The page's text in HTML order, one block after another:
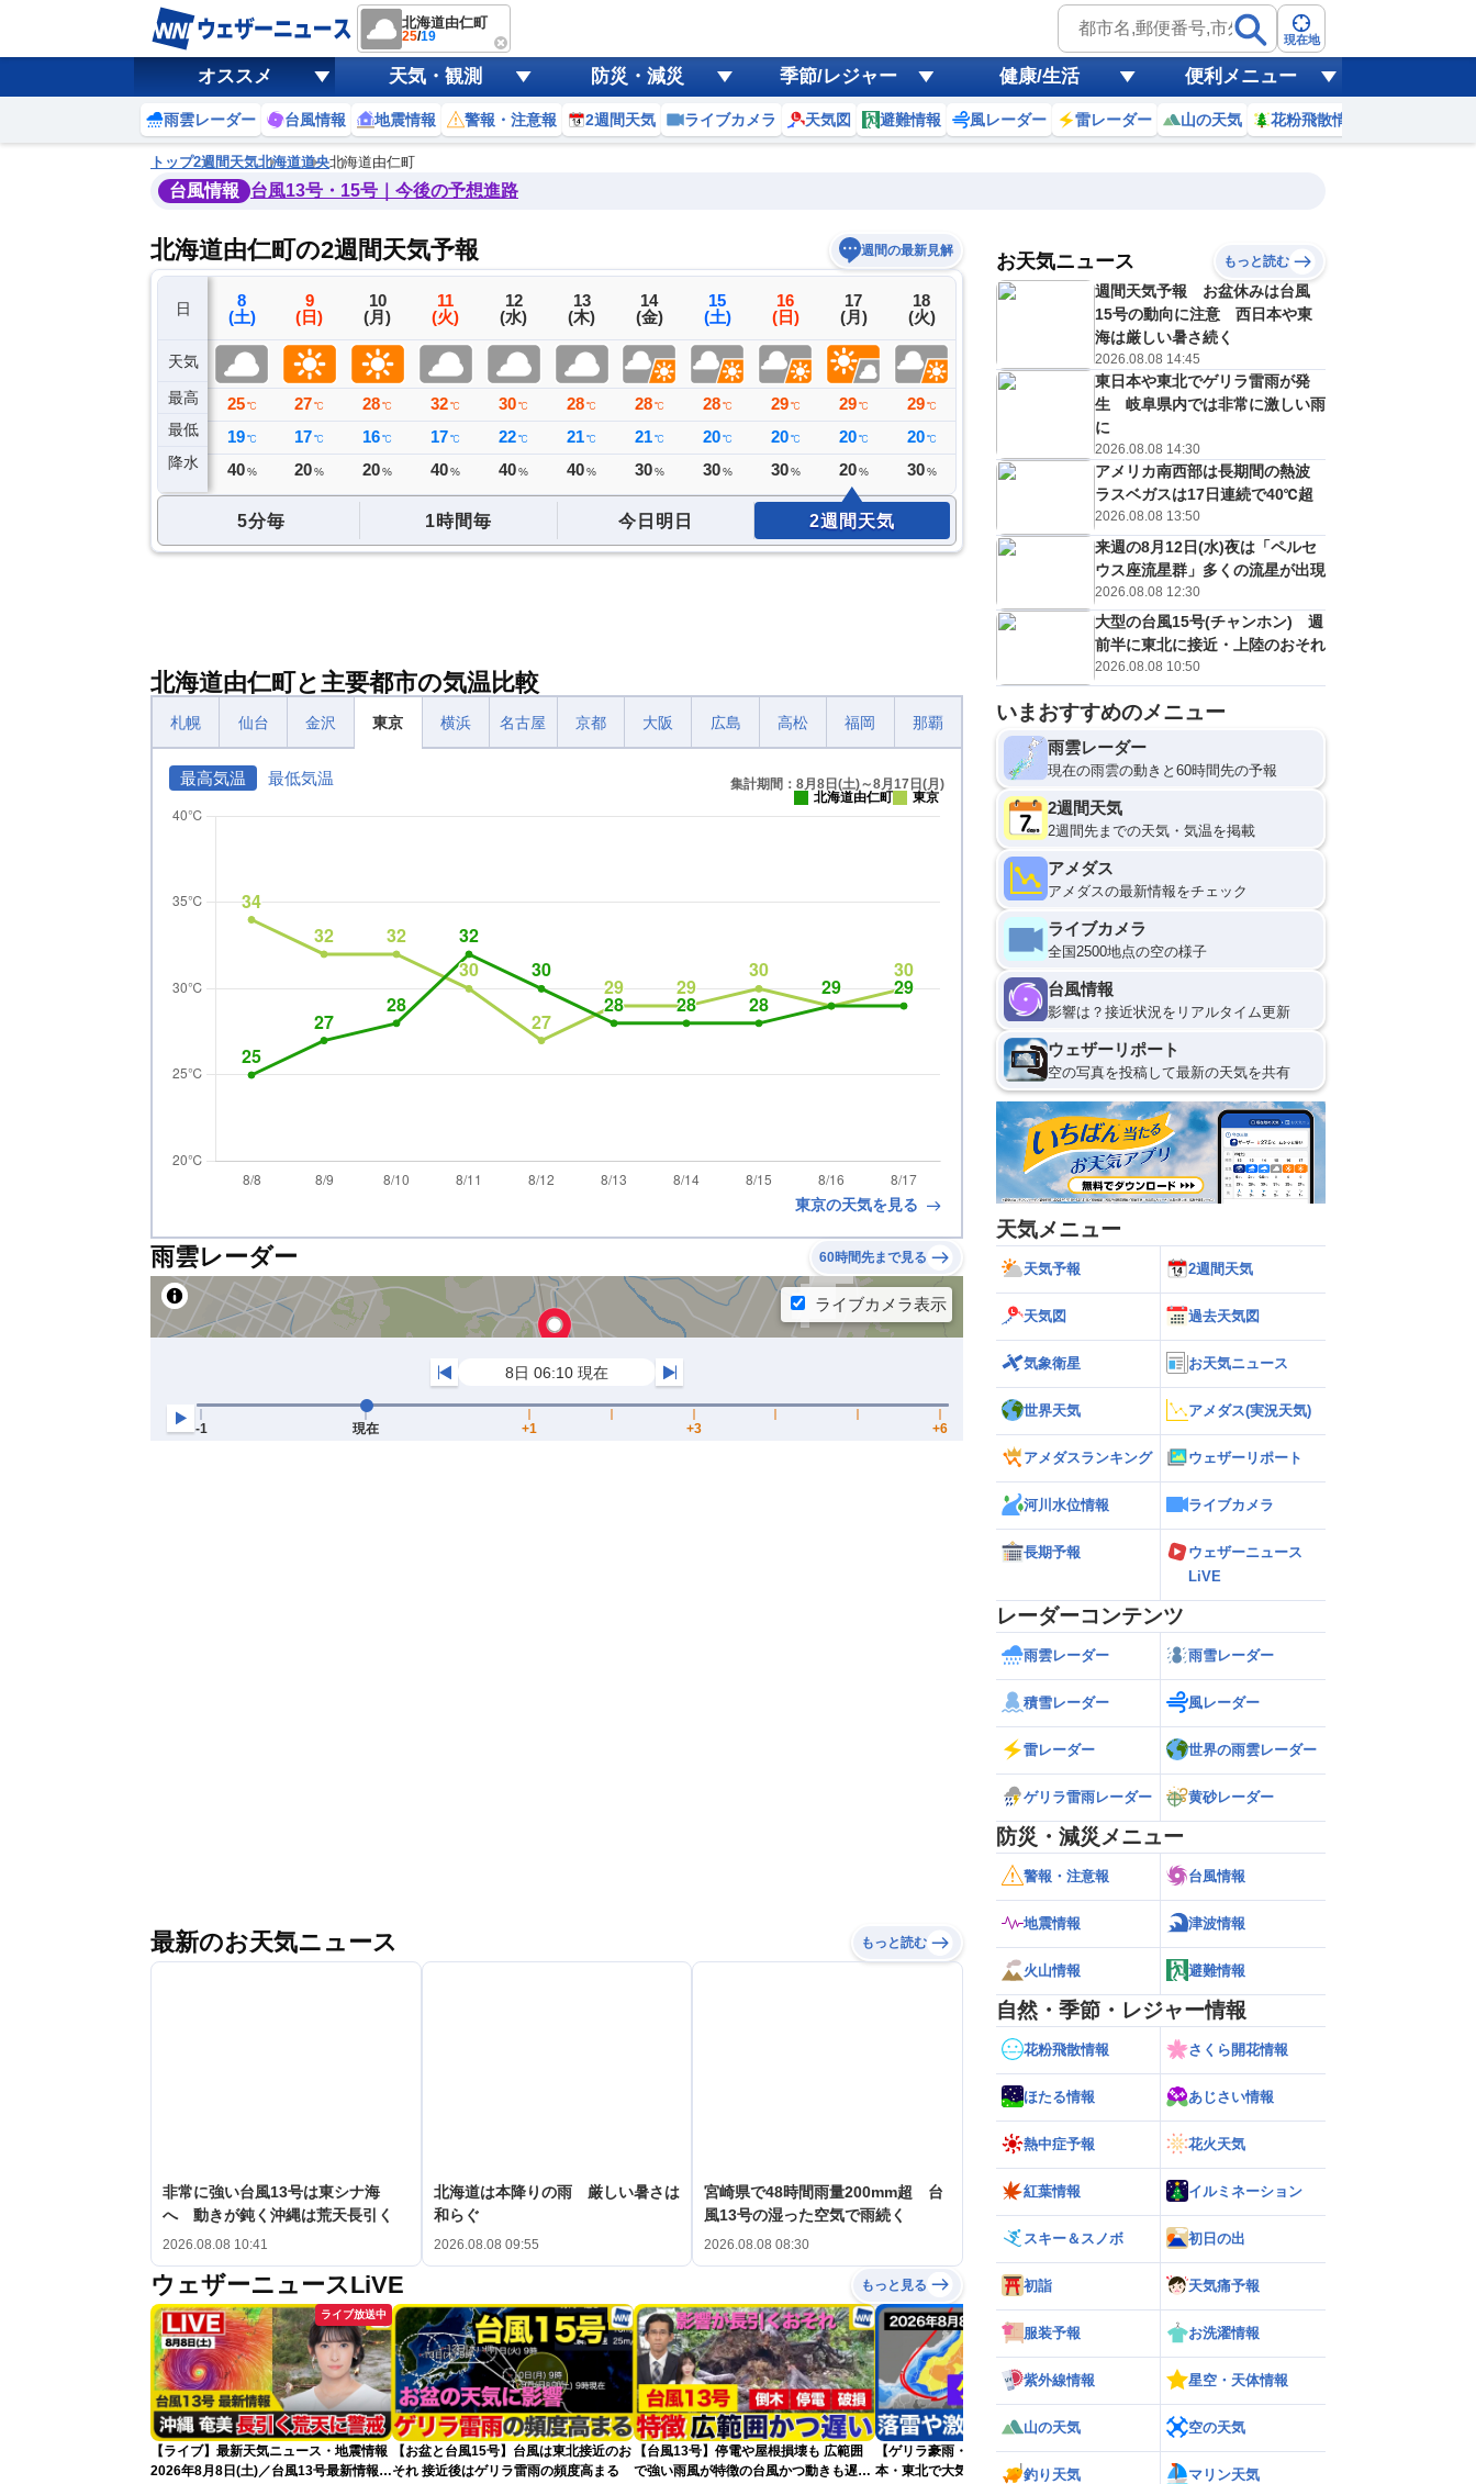
北海道由仁町
25/19 現在地
オススメ 天気・観測 防災・減災 季節/レジャー 健康/生活 便利メニュー
雨雲レーダー 台風情報 地震情報 警報・注意報 2週間天気 ライブカメラ 天気図 避難情報 風レーダー 雷レーダー 山の天気 花粉飛散情報
トップ2週間天気北海道道央北海道由仁町
台風情報 台風13号・15号｜今後の予想進路
北海道由仁町の2週間天気予報 週間の最新見解
日
天気
最高
最低
降水
7
(金)
31℃
20℃
ミリ
8
(土)
25 ℃
19 ℃
40 %
9
(日)
27 ℃
17 ℃
20 %
10
(月)
28 ℃
16 ℃
20 %
11
(火)
32 ℃
17 ℃
40 %
12
(水)
30℃
22℃
40%
13
(木)
28℃
21℃
40%
14
(金)
28℃
21℃
30%
15
(土)
28℃
20℃
30%
16
(日)
29 ℃
20 ℃
30 %
17
(月)
29 ℃
20 ℃
20 %
18
(火)
29 ℃
20 ℃
30 %
19
%
21
(金)
C
26℃
10 %
22
(土)
C
26 ℃
10%
予報の
信頼度
B
C
D
5分毎 1時間毎 今日明日 2週間天気
北海道由仁町と主要都市の気温比較
札幌 仙台 金沢 東京 横浜 名古屋 京都 大阪 広島 高松 福岡 那覇
最高気温 最低気温
集計期間：8月8日(土)～8月17日(月)
北海道由仁町
東京
東京の天気を見る
雨雲レーダー 60時間先まで見る
最新のお天気ニュース もっと読む
非常に強い台風13号は東シナ海
へ 動きが鈍く沖縄は荒天長引く
2026.08.08 10:41
北海道は本降りの雨 厳しい暑さは
和らぐ
2026.08.08 09:55
宮崎県で48時間雨量200mm超 台
風13号の湿った空気で雨続く
2026.08.08 08:30
ウェザーニュースLiVE もっと見る
ライブ放送中
【ライブ】最新天気ニュース・地震情報
2026年8月8日(土)／台風13号最新情報
【お盆と台風15号】台風は東北接近のお
それ 接近後はゲリラ雷雨の頻度高まる
【台風13号】停電や屋根損壊も 広範囲
で強い雨風が特徴の台風かつ動きも遅く
【ゲリラ豪雨・落雷警戒】午後は東日
本・東北で大気の状態が非常に不安定に
【台風13号 2026】台風離れてもスパイ
ラルバンドによる大雨警戒（8日6時情
お天気ニュース もっと読む
週間天気予報 お盆休みは台風
15号の動向に注意 西日本や東
海は厳しい暑さ続く
2026.08.08 14:45
東日本や東北でゲリラ雷雨が発
生 岐阜県内では非常に激しい雨
に
2026.08.08 14:30
アメリカ南西部は長期間の熱波
ラスベガスは17日連続で40℃超
2026.08.08 13:50
来週の8月12日(水)夜は「ペルセ
ウス座流星群」多くの流星が出現
2026.08.08 12:30
大型の台風15号(チャンホン) 週
前半に東北に接近・上陸のおそれ
2026.08.08 10:50
いまおすすめのメニュー
雨雲レーダー
現在の雨雲の動きと60時間先の予報
2週間天気
2週間先までの天気・気温を掲載
アメダス
アメダスの最新情報をチェック
ライブカメラ
全国2500地点の空の様子
台風情報
影響は？接近状況をリアルタイム更新
ウェザーリポート
空の写真を投稿して最新の天気を共有
天気メニュー
天気予報 2週間天気
天気図 過去天気図
気象衛星 お天気ニュース
世界天気 アメダス(実況天気)
アメダスランキング ウェザーリポート
河川水位情報 ライブカメラ
長期予報
ウェザーニュース
LiVE
レーダーコンテンツ
雨雲レーダー 雨雪レーダー
積雪レーダー 風レーダー
雷レーダー 世界の雨雲レーダー
ゲリラ雷雨レーダー 黄砂レーダー
防災・減災メニュー
警報・注意報 台風情報
地震情報 津波情報
火山情報 避難情報
自然・季節・レジャー情報
花粉飛散情報 さくら開花情報
ほたる情報 あじさい情報
熱中症予報 花火天気
紅葉情報 イルミネーション
スキー＆スノボ 初日の出
初詣 天気痛予報
服装予報 お洗濯情報
紫外線情報 星空・天体情報
山の天気 空の天気
釣り天気 マリン天気